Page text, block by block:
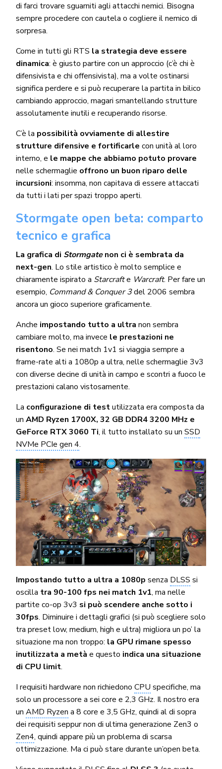
di farci trovare sguarniti agli attacchi nemici. Bisogna
sempre procedere con cautela o cogliere il nemico di
sorpresa.
Come in tutti gli RTS la strategia deve essere
dinamica: è giusto partire con un approccio (c’è chi è
difensivista e chi offensivista), ma a volte ostinarsi
significa perdere e si può recuperare la partita in bilico
cambiando approccio, magari smantellando strutture
assolutamente inutili e recuperando risorse.
C’è la possibilità ovviamente di allestire
strutture difensive e fortificarle con unità al loro
interno, e le mappe che abbiamo potuto provare
nelle schermaglie offrono un buon riparo delle
incursioni: insomma, non capitava di essere attaccati
da tutti i lati per spazi troppo aperti.
Stormgate open beta: comparto
tecnico e grafica
La grafica di Stormgatenon ci è sembrata da
next-gen. Lo stile artistico è molto semplice e
chiaramente ispirato a Starcrafte Warcraft. Per fare un
esempio, Command & Conquer 3del 2006 sembra
ancora un gioco superiore graficamente.
Anche impostando tutto a ultra non sembra
cambiare molto, ma invece le prestazioni ne
risentono. Se nei match 1v1 si viaggia sempre a
frame-rate alti a 1080p a ultra, nelle schermaglie 3v3
con diverse decine di unità in campo e scontri a fuoco le
prestazioni calano vistosamente.
La configurazione di testutilizzata era composta da
un AMD Ryzen 1700X, 32 GB DDR4 3200 MHz e
GeForce RTX 3060 Ti, il tutto installato su unSSD
NVMe PCIe gen 4.
Impostando tutto a ultra a 1080p senza DLSS si
oscilla tra 90-100 fps nei match 1v1, ma nelle
partite co-op 3v3 si può scendere anche sotto i
30fps. Diminuire i dettagli grafici (si può scegliere solo
tra preset low, medium, high e ultra) migliora un po’ la
situazione ma non troppo: la GPU rimane spesso
inutilizzata a metà e questo indica una situazione
di CPU limit.
I requisiti hardware non richiedonoCPU specifiche, ma
solo un processore a sei core e 2,3 GHz. Il nostro era
un AMD Ryzen a 8 core e 3,5 GHz, quindi al di sopra
dei requisiti seppur non di ultima generazione Zen3 o
Zen4, quindi appare più un problema di scarsa
ottimizzazione. Ma ci può stare durante un’open beta.